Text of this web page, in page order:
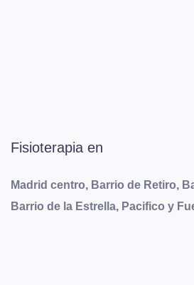
Fisioterapia en
Madrid centro, Barrio de Retiro,
Barrio de la Estrella, Pacifico y